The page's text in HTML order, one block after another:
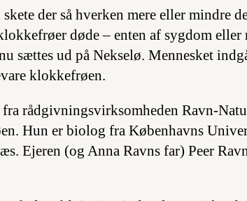
der så hverken mere eller mindre
døde – enten af sygdom
sættes ud på Nekselø. Mennesket
klokkefrøen.
fra rådgivningsvirksomheden Ravn-
Hun er biolog fra Københavns
Ejeren (og Anna Ravns far) Peer